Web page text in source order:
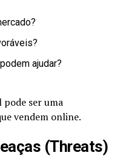
ajudar?
ser uma
vendem online.
(Threats)